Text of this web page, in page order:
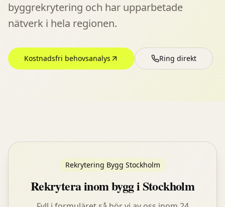
byggrekrytering och har upparbetade
nätverk i hela regionen.
Kostnadsfri behovsanalys Ring direkt
Rekrytering Bygg Stockholm
Rekrytera inom bygg i Stockholm